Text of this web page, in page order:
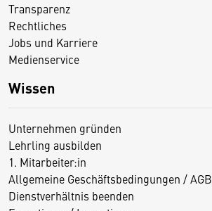
Transparenz
Rechtliches
Jobs und Karriere
Medienservice
Wissen
Unternehmen gründen
Lehrling ausbilden
1. Mitarbeiter:in
Allgemeine Geschäftsbedingungen / AGB
Dienstverhältnis beenden